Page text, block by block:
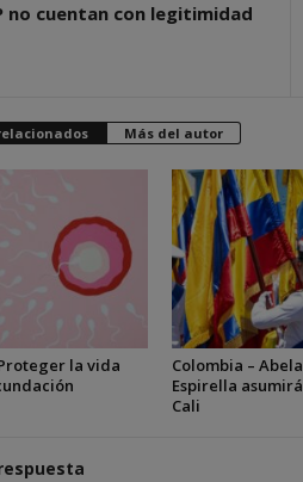
no cuentan con legitimidad
Más del autor
la vida
Colombia –
Espirella
Cali